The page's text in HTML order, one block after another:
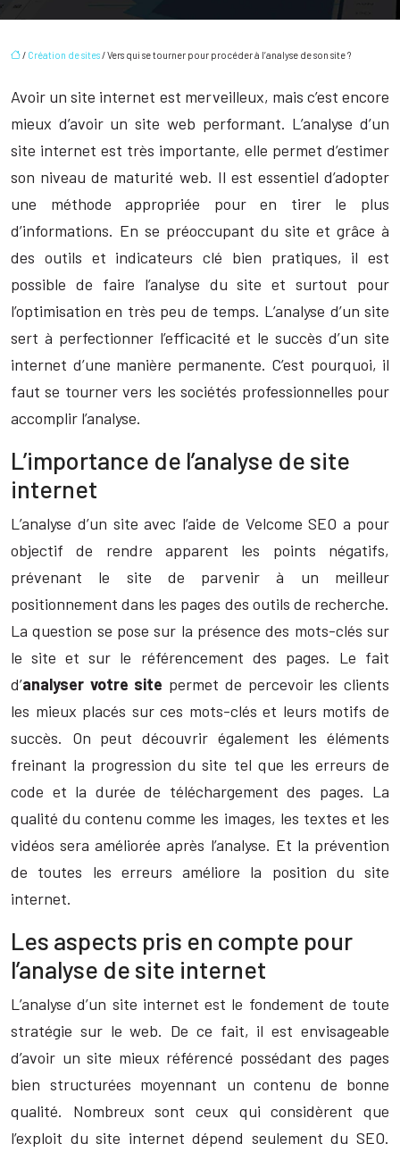
/ Création de sites/ Vers qui se tourner pour procéder à l’analyse de son site ?
Avoir un site internet est merveilleux, mais c’est encore
mieux d’avoir un site web performant. L’analyse d’un
site internet est très importante, elle permet d’estimer
son niveau de maturité web. Il est essentiel d’adopter
une méthode appropriée pour en tirer le plus
d’informations. En se préoccupant du site et grâce à
des outils et indicateurs clé bien pratiques, il est
possible de faire l’analyse du site et surtout pour
l’optimisation en très peu de temps. L’analyse d’un site
sert à perfectionner l’efficacité et le succès d’un site
internet d’une manière permanente. C’est pourquoi, il
faut se tourner vers les sociétés professionnelles pour
accomplir l’analyse.
L’importance de l’analyse de site
internet
L’analyse d’un site avec l’aide de Velcome SEO a pour
objectif de rendre apparent les points négatifs,
prévenant le site de parvenir à un meilleur
positionnement dans les pages des outils de recherche.
La question se pose sur la présence des mots-clés sur
le site et sur le référencement des pages. Le fait
d’analyser votre site permet de percevoir les clients
les mieux placés sur ces mots-clés et leurs motifs de
succès. On peut découvrir également les éléments
freinant la progression du site tel que les erreurs de
code et la durée de téléchargement des pages. La
qualité du contenu comme les images, les textes et les
vidéos sera améliorée après l’analyse. Et la prévention
de toutes les erreurs améliore la position du site
internet.
Les aspects pris en compte pour
l’analyse de site internet
L’analyse d’un site internet est le fondement de toute
stratégie sur le web. De ce fait, il est envisageable
d’avoir un site mieux référencé possédant des pages
bien structurées moyennant un contenu de bonne
qualité. Nombreux sont ceux qui considèrent que
l’exploit du site internet dépend seulement du SEO.